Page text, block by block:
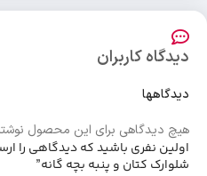
دیدگاه کاربران
دیدگاهها
هیچ دیدگاهی برای این محصول
اولین نفری باشید که دیدگاهی را
شلوارک کتان و پنبه بچه گانه”